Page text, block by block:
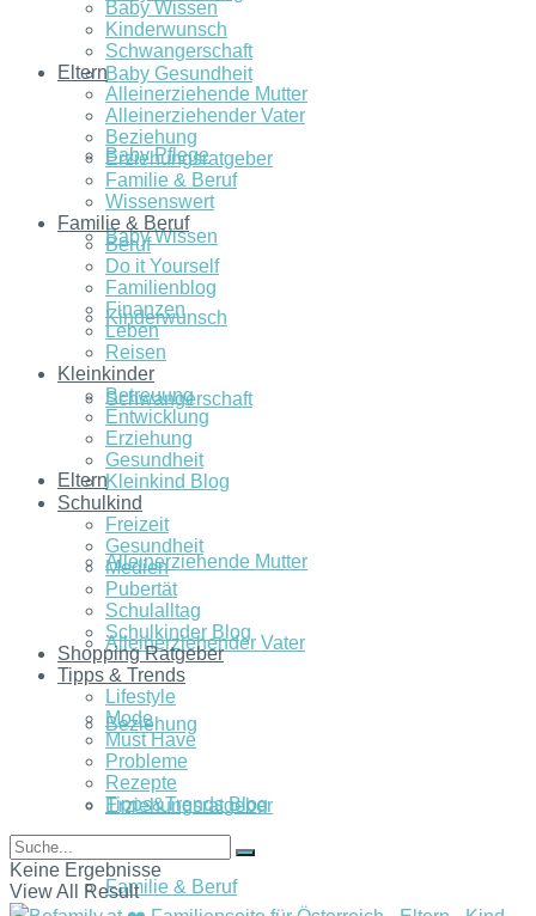
Baby Gesundheit
Baby Pflege
Baby Wissen
Kinderwunsch
Schwangerschaft
Eltern
Alleinerziehende Mutter
Alleinerziehender Vater
Beziehung
Erziehungsratgeber
Familie & Beruf
Baby Wissen
Kinderwunsch
Schwangerschaft
Eltern
Alleinerziehende Mutter
Alleinerziehender Vater
Beziehung
Erziehungsratgeber
Familie & Beruf
Wissenswert
Familie & Beruf
Beruf
Do it Yourself
Familienblog
Finanzen
Leben
Reisen
Kleinkinder
Betreuung
Entwicklung
Erziehung
Gesundheit
Kleinkind Blog
Schulkind
Freizeit
Gesundheit
Medien
Pubertät
Schulalltag
Schulkinder Blog
Shopping Ratgeber
Tipps & Trends
Lifestyle
Mode
Must Have
Probleme
Rezepte
Tipps&Trends Blog
Keine Ergebnisse
View All Result